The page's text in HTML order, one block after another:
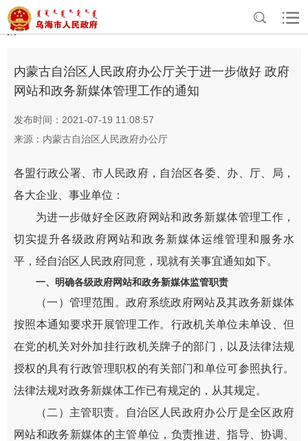
首页>资讯中心 > 专题专栏 > 自治区政
策
内蒙古自治区人民政府办公厅关于进一步做好 政府
网站和政务新媒体管理工作的通知
发布时间：2021-07-19 11:08:57
来源：内蒙古自治区人民政府办公厅
各盟行政公署、市人民政府，自治区各委、办、厅、局，
各大企业、事业单位：
为进一步做好全区政府网站和政务新媒体管理工作，
切实提升各级政府网站和政务新媒体运维管理和服务水
平，经自治区人民政府同意，现就有关事宜通知如下。
一、明确各级政府网站和政务新媒体监管职责
（一）管理范围。政府系统政府网站及其政务新媒体
按照本通知要求开展管理工作。行政机关单位未单设、但
在党的机关对外加挂行政机关牌子的部门，以及法律法规
授权的具有行政管理职权的有关部门和单位可参照执行。
法律法规对政务新媒体工作已有规定的，从其规定。
（二）主管职责。自治区人民政府办公厅是全区政府
网站和政务新媒体的主管单位，负责推进、指导、协调、